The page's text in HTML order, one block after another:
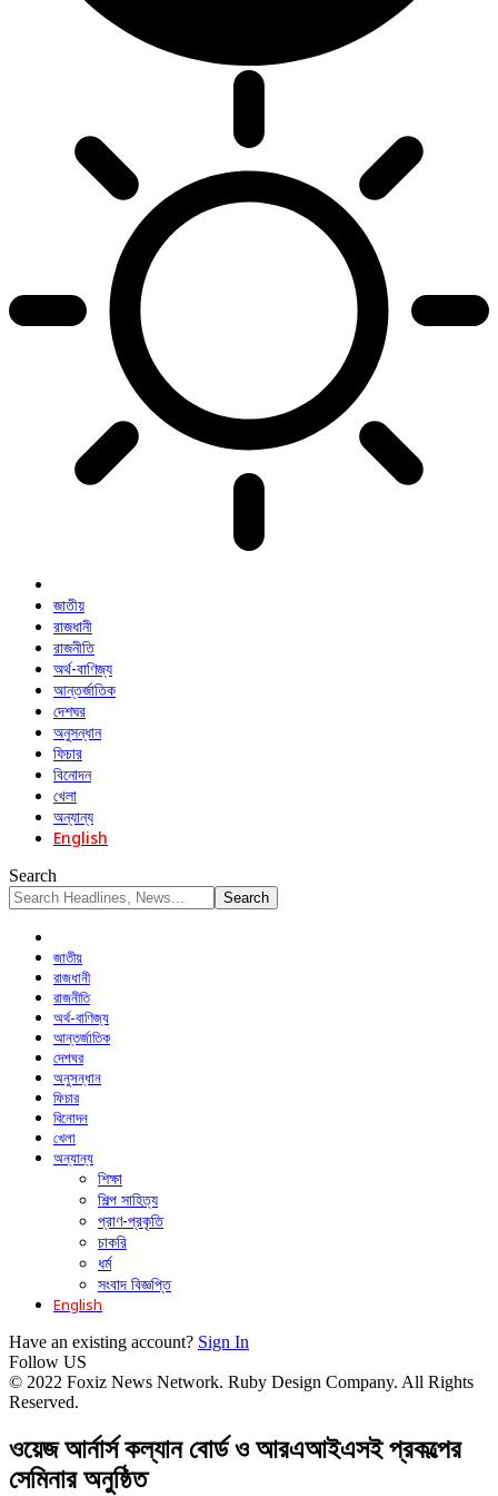
জাতীয়
রাজধানী
রাজনীতি
অর্থ-বাণিজ্য
আন্তর্জাতিক
দেশঘর
অনুসন্ধান
ফিচার
বিনোদন
খেলা
অন্যান্য
English
Search
জাতীয়
রাজধানী
রাজনীতি
অর্থ-বাণিজ্য
আন্তর্জাতিক
দেশঘর
অনুসন্ধান
ফিচার
বিনোদন
খেলা
অন্যান্য
শিক্ষা
শিল্প সাহিত্য
প্রাণ-প্রকৃতি
চাকরি
ধর্ম
সংবাদ বিজ্ঞপ্তি
English
Have an existing account? Sign In
Follow US
© 2022 Foxiz News Network. Ruby Design Company. All Rights
Reserved.
ওয়েজ আর্নার্স কল্যান বোর্ড ও আরএআইএসই প্রকল্পের
সেমিনার অনুষ্ঠিত